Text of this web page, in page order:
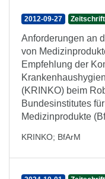
2012-09-27
Anforderungen an
von
Empfehlung der
(KRINKO) beim
Bundesinstitutes
Medizinprodukte
KRINKO; BfArM